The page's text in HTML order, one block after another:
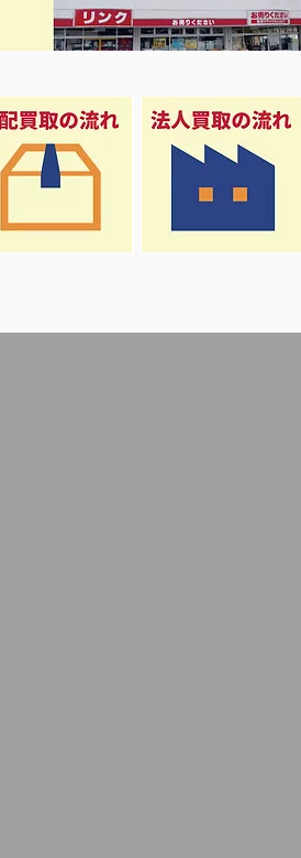
ワ 溶接機入荷 EGW151MS